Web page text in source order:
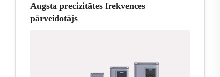
Augsta precizitātes frekvences
pārveidotājs